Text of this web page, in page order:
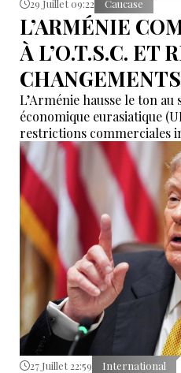
29 Juillet 09:22 Caucase
L’ARMÉNIE
À L’O.T.S.C. ET
CHANGEMENTS
L’Arménie hausse le ton au
économique eurasiatique
restrictions commerciales
exportateurs vers la
les principes de libre
accords de l’organisation
affaiblissement de ses
intervient après un
Vladimir Poutine, alors que
russo-arméniennes
tensions.
27 Juillet 22:59 International